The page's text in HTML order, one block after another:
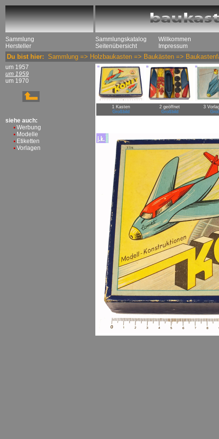
Sammlung
Hersteller
Sammlungskatalog
Seitenübersicht
Willkommen
Impressum
Du bist hier: Sammlung => Holzbaukasten => Baukästen =>
um 1957
um 1959
um 1970
siehe auch:
Werbung
Modelle
Etiketten
Vorlagen
1 Kasten
Großbild
2 geöffnet
Großbild
3